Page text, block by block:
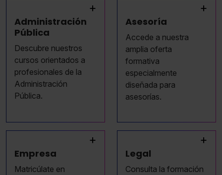
+
Administración
Pública
Descubre nuestros
cursos orientados a
profesionales de la
Administración
Pública.
+
Asesoría
Accede a nuestra
amplia oferta
formativa
especialmente
diseñada para
asesorías.
+
Empresa
Matricúlate en
+
Legal
Consulta la formación